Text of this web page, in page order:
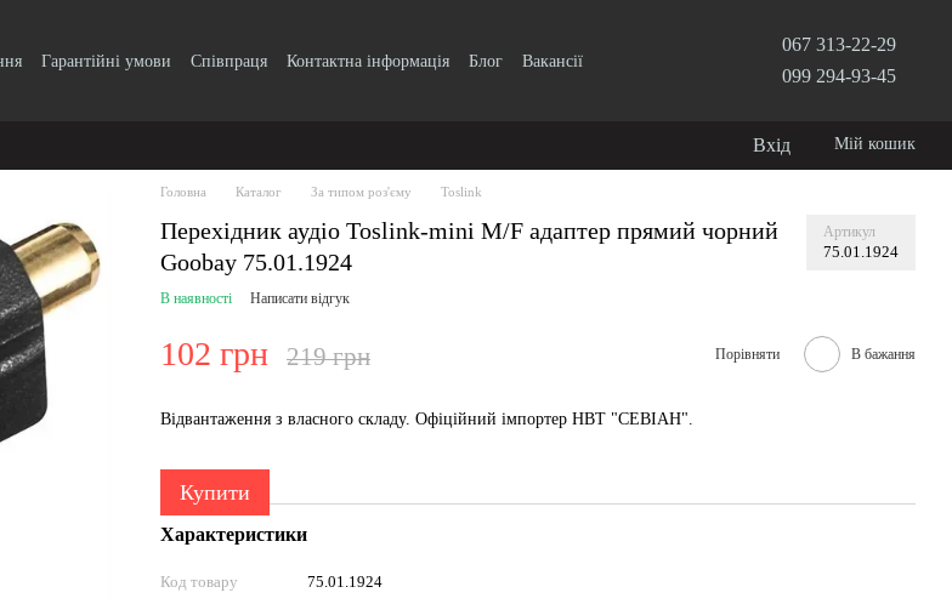
Гарантійні умови Співпраця Контактна інформація Блог
Вакансії
067 313-22-29
099 294-93-45
Вхід Мій кошик
Головна Каталог За типом роз'єму Toslink
Перехідник аудіо Toslink-mini M/F адаптер прямий чорний
Goobay 75.01.1924
Артикул
75.01.1924
В наявності Написати відгук
102 грн 219 грн Порівняти В бажання
Відвантаження з власного складу. Офіційний імпортер НВТ "СЕВІАН".
Купити
Характеристики
Код товару
75.01.1924